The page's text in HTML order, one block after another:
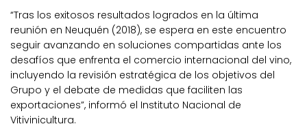
“Tras los exitosos resultados logrados en la última
reunión en Neuquén (2018), se espera en este encuentro
seguir avanzando en soluciones compartidas ante los
desafíos que enfrenta el comercio internacional del vino,
incluyendo la revisión estratégica de los objetivos del
Grupo y el debate de medidas que faciliten las
exportaciones”, informó el Instituto Nacional de
Vitivinicultura.